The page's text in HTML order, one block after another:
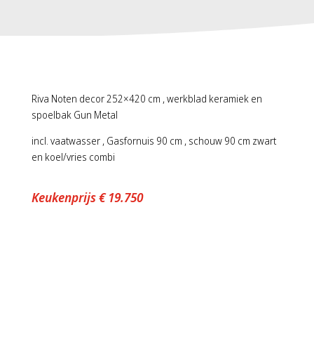
Riva Noten decor 252×420 cm , werkblad keramiek en
spoelbak Gun Metal
incl. vaatwasser , Gasfornuis 90 cm , schouw 90 cm zwart
en koel/vries combi
Keukenprijs € 19.750